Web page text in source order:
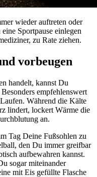
wieder auftreten oder
Sportpause einlegen
zu Rate ziehen.
vorbeugen
handelt, kannst Du
empfehlenswert
Während die Kälte
lindert, lockert Wärme die
an.
Tag Deine Fußsohlen zu
den Du immer greifbar
aufbewahren kannst.
sogar miteinander
mit Eis gefüllte Flasche